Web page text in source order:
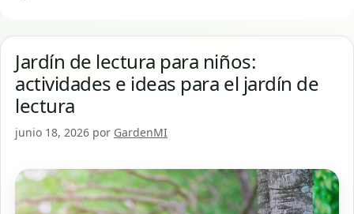
Jardín de lectura para niños:
actividades e ideas para el jardín de
lectura
junio 18, 2026 por GardenMI